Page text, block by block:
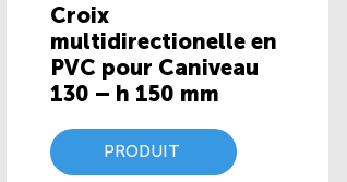
Croix
multidirectionelle en
PVC pour Caniveau
130 – h 150 mm
PRODUIT